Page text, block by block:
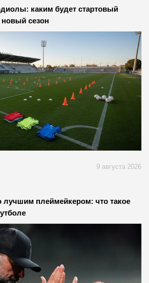
каким будет стартовый
новый сезон
9 августа 2026
лучшим плеймейкером: что такое